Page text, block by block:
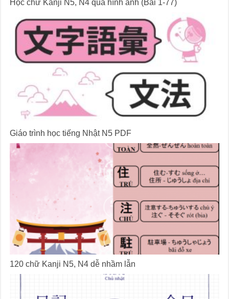
Học chữ Kanji N5, N4 qua hình ảnh (Bài 1-77)
Giáo trình học tiếng Nhật N5 PDF
120 chữ Kanji N5, N4 dễ nhầm lẫn